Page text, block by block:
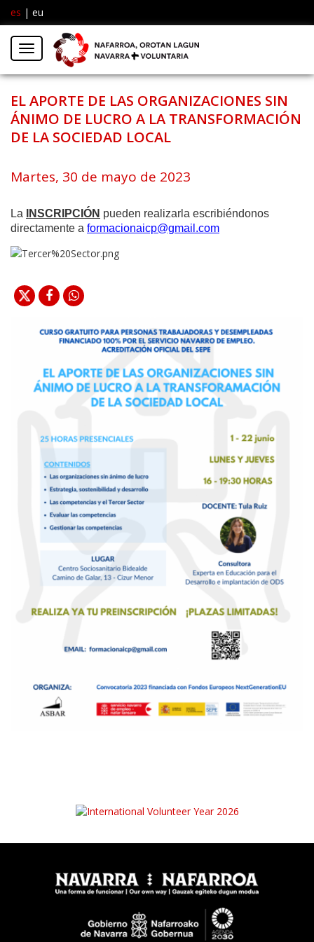
es | eu
Menú
EL APORTE DE LAS ORGANIZACIONES SIN
ÁNIMO DE LUCRO A LA TRANSFORMACIÓN
DE LA SOCIEDAD LOCAL
Martes, 30 de mayo de 2023
La INSCRIPCIÓN pueden realizarla escribiéndonos
directamente a formacionaicp@gmail.com